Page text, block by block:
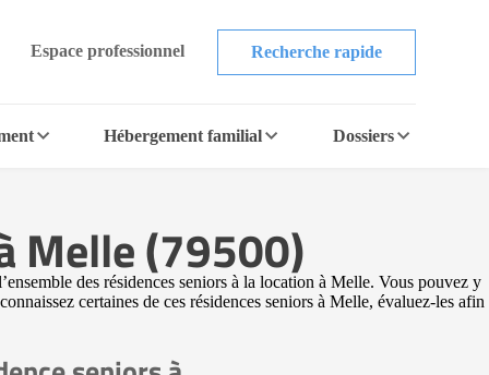
Espace professionnel Recherche rapide
Hébergement familial Dossiers
Melle (79500)
des résidences seniors à la location à Melle. Vous pouvez y
certaines de ces résidences seniors à Melle, évaluez-les afin